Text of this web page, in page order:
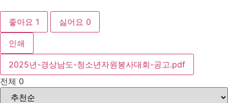
좋아요 1 싫어요 0
인쇄
2025년-경상남도-청소년자원봉사대회-공고.pdf
전체 0